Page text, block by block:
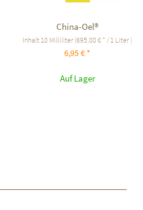
China-Oel®
Inhalt 10 Milliliter (695,00 € * / 1 Liter )
6,95 € *
Auf Lager